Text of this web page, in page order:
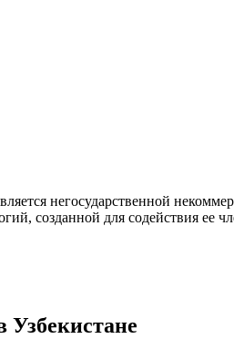
негосударственной
созданной для содействия ее
Узбекистане